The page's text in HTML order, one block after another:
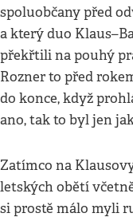
spoluobčany před
a který duo
překřtili na pouhý
Rozner to před
do konce, když
ano, tak to byl jen
Zatímco na
letských obětí
si prostě málo myli